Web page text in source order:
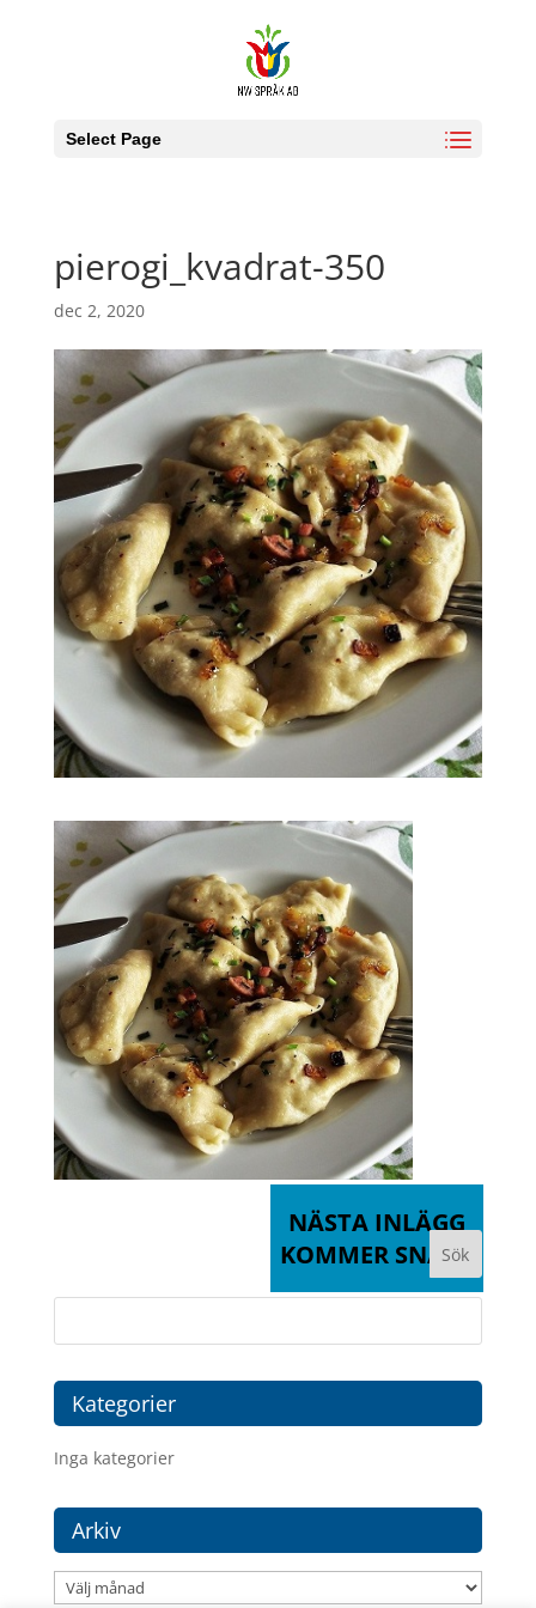
Select Page
pierogi_kvadrat-350
dec 2, 2020
NÄSTA INLÄGG
KOMMER SNART
Kategorier
Inga kategorier
Arkiv
Arkiv